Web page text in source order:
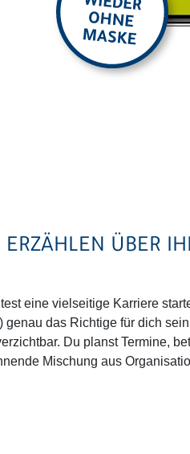
ÜBER
eine vielseitige Karriere
das Richtige für dich
Du planst Termine,
Mischung aus